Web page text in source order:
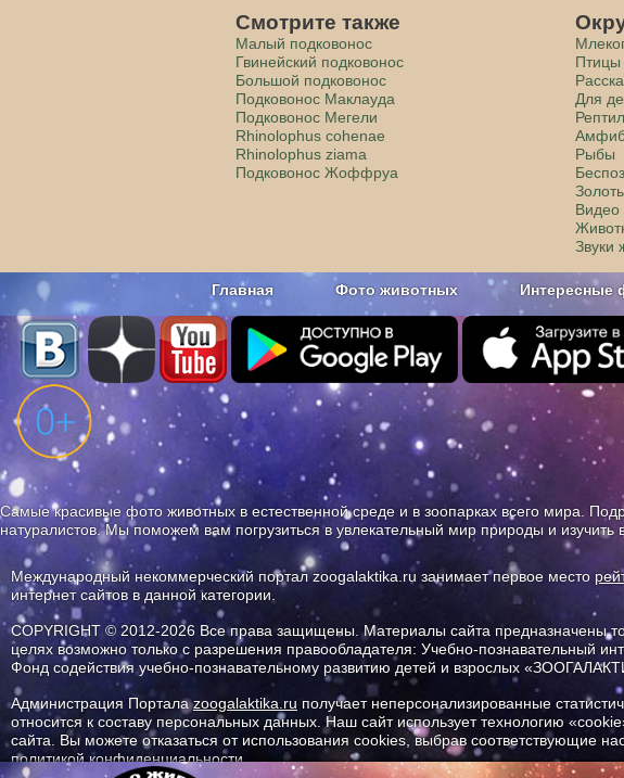
Смотрите также
Малый подковонос
Гвинейский подковонос
Большой подковонос
Подковонос Маклауда
Подковонос Мегели
Rhinolophus cohenae
Rhinolophus ziama
Подковонос Жоффруа
Птицы
Для
Рыбы
Видео
Звуки
Главная Фото животных Интересные
Наши приложения. Бесплатно и без рекламы
Самые красивые фото животных в естественной среде и в зоопарках всего мира.
натуралистов. Мы поможем вам погрузиться в увлекательный мир природы и
Международный некоммерческий портал zoogalaktika.ru занимает первое место
интернет сайтов в данной категории.
COPYRIGHT © 2012-2026 Все права защищены. Материалы сайта предназначены
целях возможно только с разрешения правообладателя: Учебно-познавательный
Фонд содействия учебно-познавательному развитию детей и взрослых
Администрация Порталаzoogalaktika.ru получает неперсонализированные
относится к составу персональных данных. Наш сайт использует технологию
сайта. Вы можете отказаться от использования cookies, выбрав соответствующие
политикой конфиденциальности.